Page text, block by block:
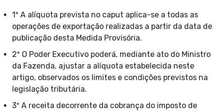
1º A alíquota prevista no caput aplica-se a todas as
operações de exportação realizadas a partir da data de
publicação desta Medida Provisória.
2º O Poder Executivo poderá, mediante ato do Ministro
da Fazenda, ajustar a alíquota estabelecida neste
artigo, observados os limites e condições previstos na
legislação tributária.
3º A receita decorrente da cobrança do imposto de